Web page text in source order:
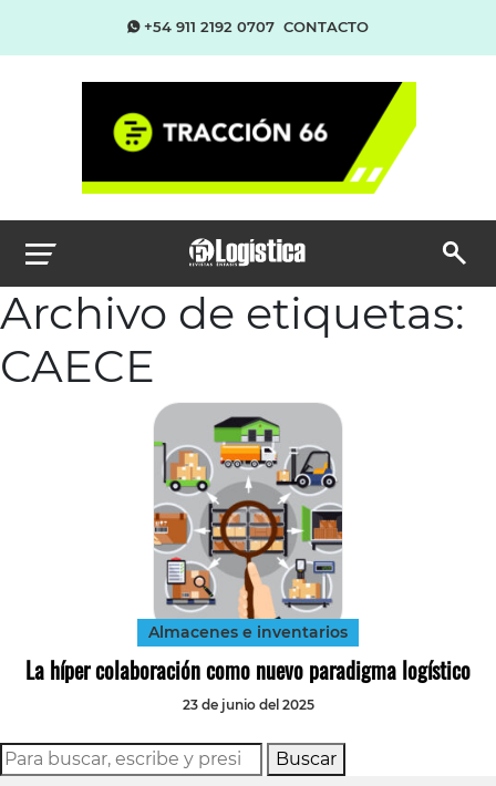
+54 911 2192 0707 CONTACTO
Archivo de etiquetas:
CAECE
Almacenes e inventarios
La híper colaboración como nuevo paradigma logístico
23 de junio del 2025
Buscar